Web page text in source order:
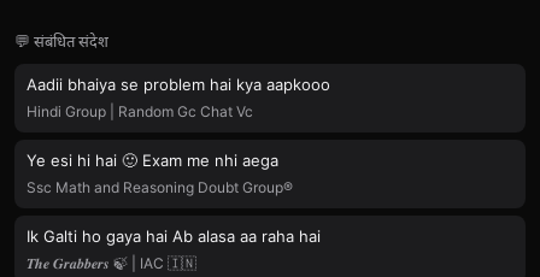
💬 संबंधित संदेश
Aadii bhaiya se problem hai kya aapkooo
Hindi Group | Random Gc Chat Vc
Ye esi hi hai 🙂 Exam me nhi aega
Ssc Math and Reasoning Doubt Group®️
Ik Galti ho gaya hai Ab alasa aa raha hai
𝑻𝒉𝒆 𝑮𝒓𝒂𝒃𝒃𝒆𝒓𝒔 🍃 | IAC 🇮🇳